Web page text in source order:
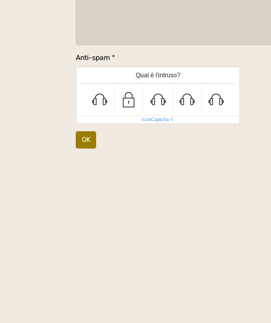
Anti-spam
Qual è l'intruso?
IconCaptcha ©
OK